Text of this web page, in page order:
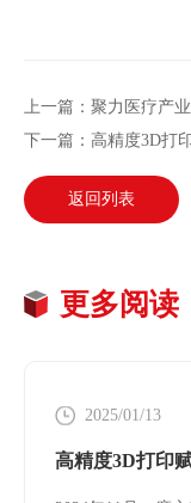
下一篇：高精度3D打
返回列表
更多阅读
2025/01/13
高精度3D打印